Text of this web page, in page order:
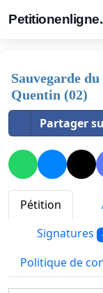
Sauvegarde
Quentin (02)
Partager
Pétition
Signatures
Politique de